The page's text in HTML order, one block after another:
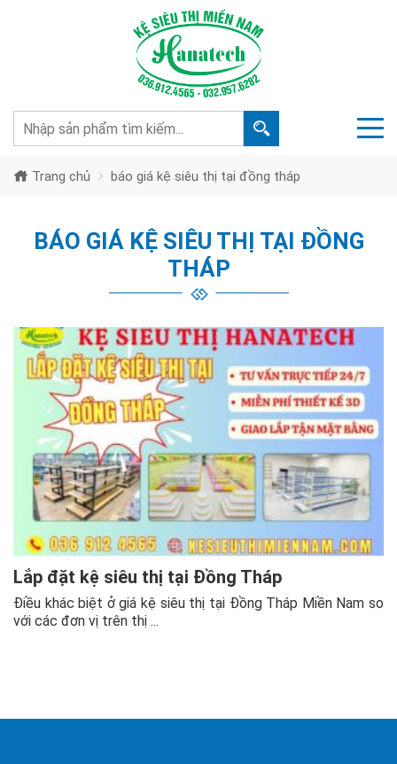
Trang chủ báo giá kệ siêu thị tại đồng tháp
BÁO GIÁ KỆ SIÊU THỊ TẠI ĐỒNG
THÁP
Lắp đặt kệ siêu thị tại Đồng Tháp
Điều khác biệt ở giá kệ siêu thị tại Đồng Tháp Miền Nam so
với các đơn vị trên thị ...